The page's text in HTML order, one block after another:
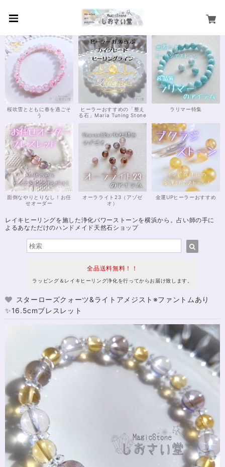
桜吹雪とともに春を過ごそ
う
ヒーラーおすすめの「整え
る石」Maria Tuning Stone
ラリマー特集
面倒なやりとりなし！お任
せオーダー
オーラライト23（アゾゼ
オ）
金運UPヒーラーおすすめ
レイキヒーリングを施した浄化パワーストーンを横浜から。占い師の手に
よるあなただけのハンドメイド天然石ショップ
全品送料無料！！
ラッピング＆レイキヒーリング浄化を行ってからお届け致します。
スターローズクォーツ&ライトアメジスト※ファントムあり
✨16.5cmブレスレット